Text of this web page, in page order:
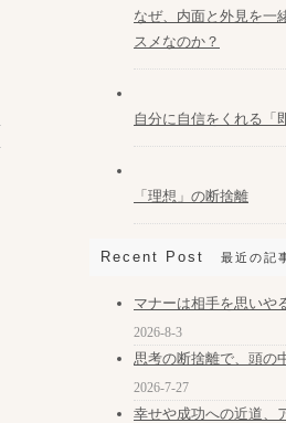
なぜ、内面と外見を一
スメなのか？
自分に自信をくれる「
「理想」の断捨離
Recent Post 最近の記
マナーは相手を思いや
2026-8-3
思考の断捨離で、頭の
2026-7-27
幸せや成功への近道、